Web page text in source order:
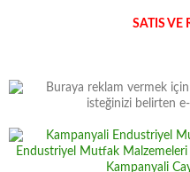
SATIS VE